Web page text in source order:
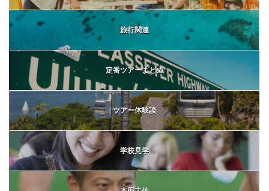
旅行関連
定番ツアーまとめ
ツアー体験談
学校見学